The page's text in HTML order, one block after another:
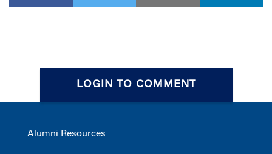
LOGIN TO COMMENT
Alumni Resources